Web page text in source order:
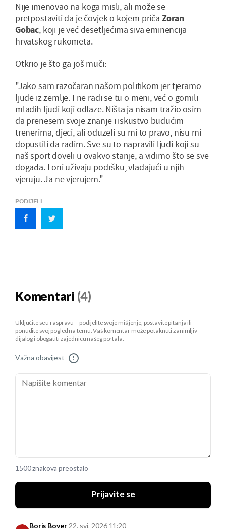
Nije imenovao na koga misli, ali može se
pretpostaviti da je čovjek o kojem priča Zoran
Gobac, koji je već desetljećima siva eminencija
hrvatskog rukometa.
Otkrio je što ga još muči:
"Jako sam razočaran našom politikom jer tjeramo
ljude iz zemlje. I ne radi se tu o meni, već o gomili
mladih ljudi koji odlaze. Ništa ja nisam tražio osim
da prenesem svoje znanje i iskustvo budućim
trenerima, djeci, ali oduzeli su mi to pravo, nisu mi
dopustili da radim. Sve su to napravili ljudi koji su
naš sport doveli u ovakvo stanje, a vidimo što se sve
događa. I oni uživaju podršku, vladajući u njih
vjeruju. Ja ne vjerujem."
PODIJELI
Komentari (4)
Uključite se u raspravu – podijelite svoje mišljenje, postavite pitanja ili
ponudite svoj pogled na temu. Vaš komentar može potaknuti zanimljiv
dijalog i obogatiti zajednicu našeg portala.
Važna obavijest !
1500 znakova preostalo
Prijavite se
Boris Bover 22. svi. 2026 11:20